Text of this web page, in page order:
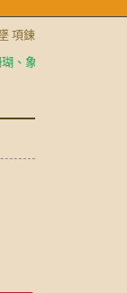
項鍊
化石、石榴石,